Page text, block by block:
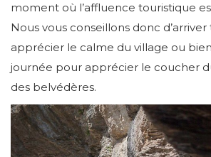
moment où l’affluence touristique
Nous vous conseillons donc
apprécier le calme du village ou
journée pour apprécier le coucher
des belvédères.